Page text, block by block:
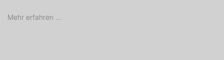
Mehr erfahren ...